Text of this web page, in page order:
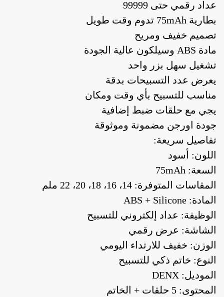
عداد رقمي حتى 99999
بطارية 75mAh تدوم وقت طويل
تصميم خفيف ومريح
مادة ABS وسيلكون عالية الجودة
تشغيل سهل بزر واحد
يعرض عدد التسبيحات بدقة
مناسب للتسبيح بأي وقت ومكان
يجي مع حلقات ضبط إضافية
جودة اورجن مضمونة وموثوقة
تفاصيل سريعة:
اللون: أسود
السعة: 75mAh
المقاسات المتوفرة: 14، 16، 18، 20، 22 ملم
المادة: ABS + Silicone
الوظيفة: عداد إلكتروني للتسبيح
الشاشة: عرض رقمي
الوزن: خفيف للارتداء اليومي
النوع: خاتم ذكي للتسبيح
الموديل: DENX
المحتوى: 5 حلقات + الخاتم